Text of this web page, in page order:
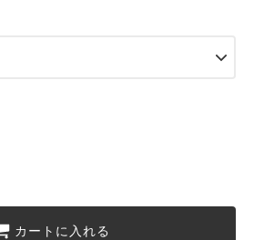
カートに入れる